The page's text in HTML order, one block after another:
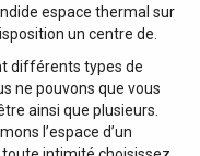
espace thermal sur
un centre de.
différents types de
ne pouvons que vous
ainsi que plusieurs.
l’espace d’un